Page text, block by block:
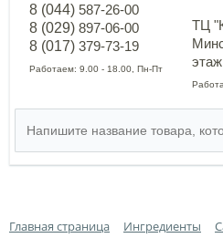
8 (044) 587-26-00
8 (029) 897-06-00
8 (017) 379-73-19
Работаем: 9.00 - 18.00, Пн-Пт
ТЦ
Главная страница Ингредиенты